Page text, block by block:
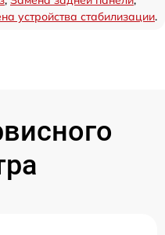
устройства стабилизации.